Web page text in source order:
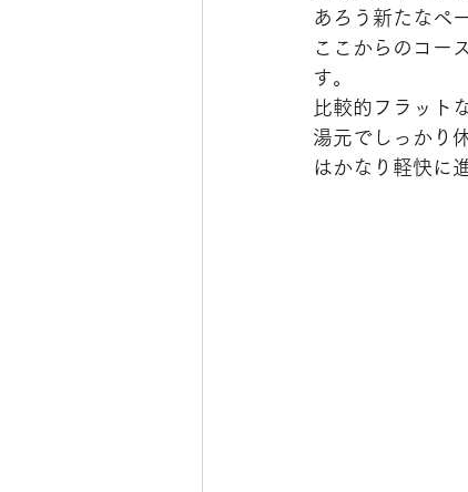
あろう新たなペ
ここからのコー
す。
比較的フラット
湯元でしっかり
はかなり軽快に